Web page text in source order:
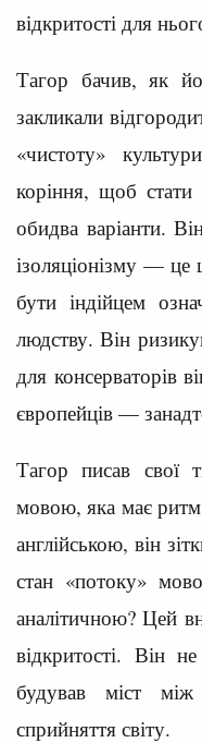
відкритості для
Тагор бачив, як
закликали
«чистоту»
коріння, щоб стати
обидва варіанти.
ізоляціонізму — це
бути індійцем
людству. Він
для консерваторів
європейців —
Тагор писав свої
мовою, яка має ритм
англійською, він
стан «потоку»
аналітичною? Цей
відкритості. Він
будував міст
сприйняття світу.